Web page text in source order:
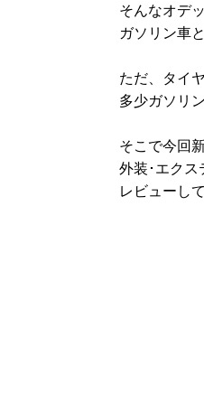
そんなオデ
ガソリン車
ただ、タイ
多少ガソリ
そこで今回
外装･エクス
レビューし